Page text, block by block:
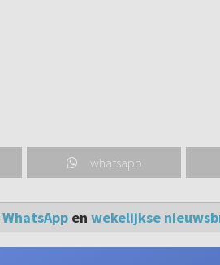
whatsapp
WhatsAppen wekelijkse